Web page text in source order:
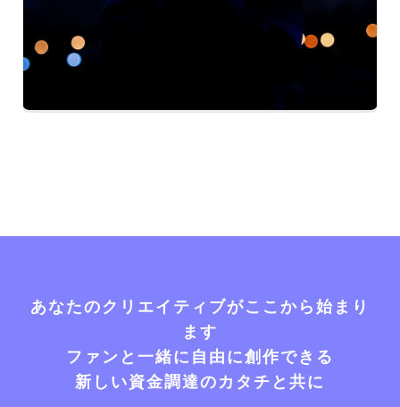
あなたのクリエイティブがここから始まり
ます
ファンと一緒に自由に創作できる
新しい資金調達のカタチと共に